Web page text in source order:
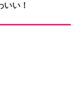
い！